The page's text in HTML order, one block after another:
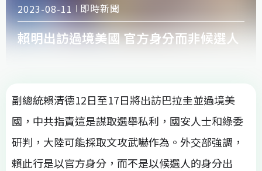
2023-08-11 即時新聞
賴明出訪過境美國 官方身分而非候選人
副總統賴清德12日至17日將出訪巴拉圭並過境美
國，中共指責這是謀取選舉私利，國安人士和綠委
研判，大陸可能採取文攻武嚇作為。外交部強調，
賴此行是以官方身分，而不是以候選人的身分出